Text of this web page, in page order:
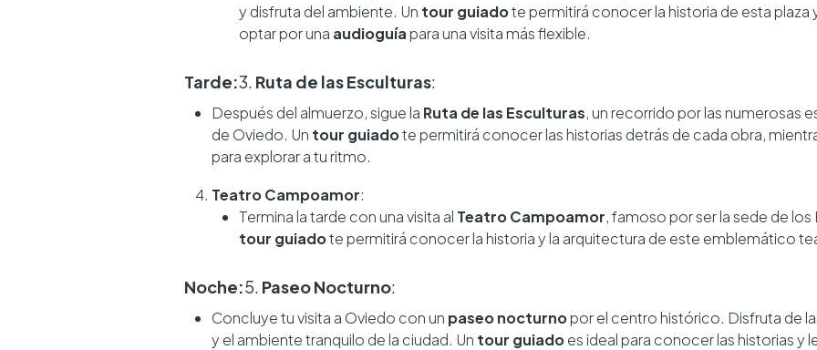
y disfruta del ambiente. Un tour guiadote permitirá conocer la historia de esta plaza
optar por una audioguía para una visita más flexible.
Tarde:3. Ruta de las Esculturas:
Después del almuerzo, sigue la Ruta de las Esculturas, un recorrido por las numerosas
de Oviedo. Un tour guiadote permitirá conocer las historias detrás de cada obra,
para explorar a tu ritmo.
Teatro Campoamor:
Termina la tarde con una visita al Teatro Campoamor, famoso por ser la sede de
tour guiadote permitirá conocer la historia y la arquitectura de este emblemático
Noche:5. Paseo Nocturno:
Concluye tu visita a Oviedo con un paseo nocturnopor el centro histórico. Disfruta de
y el ambiente tranquilo de la ciudad. Un tour guiadoes ideal para conocer las historias y